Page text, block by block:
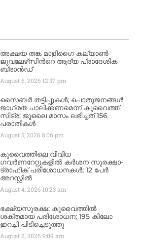
അക്ഷയ തങ്ക മാളിഗൈ കല്യാണ്‍
ജുവലേഴ്‌സിന്‍റെ ആദ്യ പ്രാദേശിക
ബ്രാന്‍ഡ്
August 6, 2026 12:37 pm
സൈബർ തട്ടിപ്പുകൾ; പൊതുജനങ്ങൾ
ജാഗ്രത പാലിക്കണമെന്ന് കുവൈത്ത്
സിട്ര: ജൂലൈ മാസം ലഭിച്ചത് 156
പരാതികൾ
August 5, 20268:06 pm
കുവൈത്തിലെ വിവിധ
ഗവർണറേറ്റുകളിൽ കർശന സുരക്ഷാ-
ട്രാഫിക് പരിശോധനകൾ; 12 പേർ
അറസ്റ്റിൽ
August 4, 2026 10:23 am
ഭക്ഷ്യസുരക്ഷ; കുവൈത്തിൽ
ശക്തമായ പരിശോധന; 195 കിലോ
ഇറച്ചി പിടിച്ചെടുത്തു
August 2, 20269:09 am